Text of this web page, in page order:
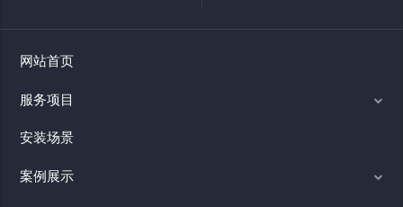
网站首页
服务项目
安装场景
案例展示